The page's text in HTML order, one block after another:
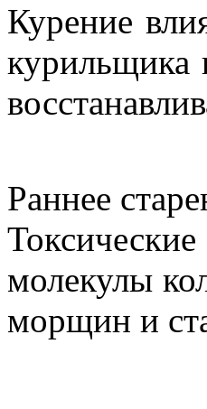
Курение
курильщика
Раннее
молекулы
морщин и